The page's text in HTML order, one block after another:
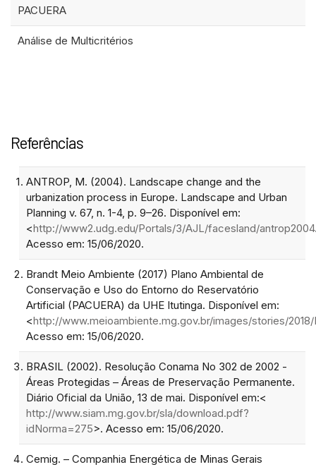
PACUERA
Análise de Multicritérios
Referências
ANTROP, M. (2004). Landscape change and the
urbanization process in Europe. Landscape and Urban
Planning v. 67, n. 1-4, p. 9–26. Disponível em:
<http://www2.udg.edu/Portals/3/AJL/facesland/
Acesso em: 15/06/2020.
Brandt Meio Ambiente (2017) Plano Ambiental de
Conservação e Uso do Entorno do Reservatório
Artificial (PACUERA) da UHE Itutinga. Disponível em:
<http://www.meioambiente.mg.gov.br/images/stories/2018/
Acesso em: 15/06/2020.
BRASIL (2002). Resolução Conama No 302 de 2002 -
Áreas Protegidas – Áreas de Preservação Permanente.
Diário Oficial da União, 13 de mai. Disponível em:<
http://www.siam.mg.gov.br/sla/download.pdf?
idNorma=275>. Acesso em: 15/06/2020.
Cemig. – Companhia Energética de Minas Gerais